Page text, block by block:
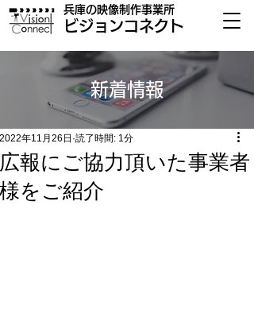
兵庫の​映像制作事業所
​ビジョンコネクト
​新着情報
広報にご協力頂いた事業者
様をご紹介
2022年11月26日 読了時間: 1分